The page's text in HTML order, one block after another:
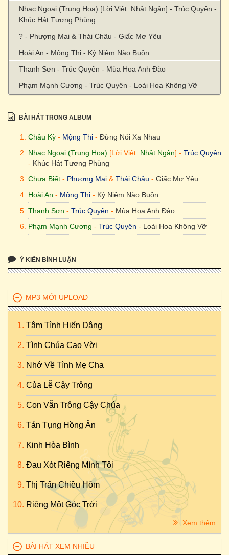
Nhạc Ngoại (Trung Hoa) [Lời Việt: Nhật Ngân] - Trúc Quyên -
Khúc Hát Tương Phùng
? - Phượng Mai & Thái Châu - Giấc Mơ Yêu
Hoài An - Mộng Thi - Kỷ Niệm Nào Buồn
Thanh Sơn - Trúc Quyên - Mùa Hoa Anh Đào
Phạm Mạnh Cương - Trúc Quyên - Loài Hoa Không Vỡ
BÀI HÁT TRONG ALBUM
Châu Kỳ - Mộng Thi - Đừng Nói Xa Nhau
Nhạc Ngoại (Trung Hoa) [Lời Việt: Nhật Ngân] - Trúc Quyên
- Khúc Hát Tương Phùng
Chưa Biết - Phượng Mai & Thái Châu - Giấc Mơ Yêu
Hoài An - Mộng Thi - Kỷ Niệm Nào Buồn
Thanh Sơn - Trúc Quyên - Mùa Hoa Anh Đào
Phạm Mạnh Cương - Trúc Quyên - Loài Hoa Không Vỡ
Ý KIẾN BÌNH LUẬN
MP3 MỚI UPLOAD
Tâm Tình Hiến Dâng
Tình Chúa Cao Vời
Nhớ Về Tình Mẹ Cha
Của Lễ Cậy Trông
Con Vẫn Trông Cậy Chúa
Tán Tụng Hồng Ân
Kinh Hòa Bình
Đau Xót Riêng Mình Tôi
Thị Trấn Chiều Hôm
Riêng Một Góc Trời
Xem thêm
BÀI HÁT XEM NHIỀU